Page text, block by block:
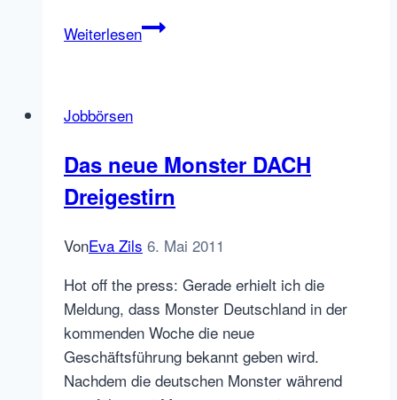
WeiterlesenExpertenfrage:
Jahren
Jobbörsen
Das neue Monster DACH
Dreigestirn
VonEva Zils 6. Mai 2011
Hot off the press: Gerade erhielt ich die
Meldung, dass Monster Deutschland in der
kommenden Woche die neue
Geschäftsführung bekannt geben wird.
Nachdem die deutschen Monster während